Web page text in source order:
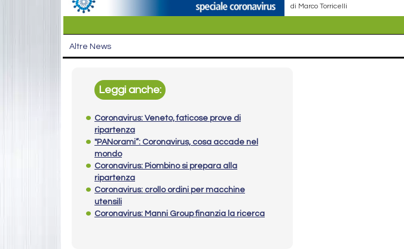
di Marco Torricelli
Altre News
Leggi anche:
Coronavirus: Veneto, faticose prove di
ripartenza
"PANorami”: Coronavirus, cosa accade nel
mondo
Coronavirus: Piombino si prepara alla
ripartenza
Coronavirus: crollo ordini per macchine
utensili
Coronavirus: Manni Group finanzia la ricerca